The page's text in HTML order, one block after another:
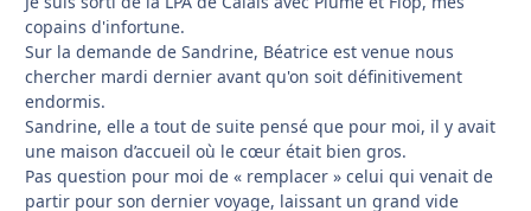
copains d'infortune.
Sur la demande de Sandrine, Béatrice est venue nous
chercher mardi dernier avant qu'on soit définitivement
endormis.
Sandrine, elle a tout de suite pensé que pour moi, il y avait
une maison d’accueil où le cœur était bien gros.
Pas question pour moi de « remplacer » celui qui venait de
partir pour son dernier voyage, laissant un grand vide